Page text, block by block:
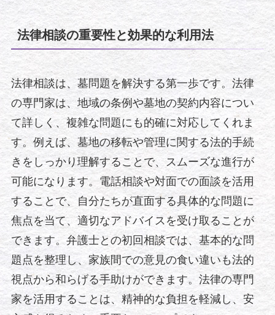
法律相談の重要性と効果的な利用法
法律相談は、墓問題を解決する第一歩です。法律
の専門家は、地域の条例や墓地の契約内容につい
て詳しく、複雑な問題にも的確に対応してくれま
す。例えば、墓地の移転や管理に関する法的手続
きをしっかり理解することで、スムーズな進行が
可能になります。電話相談や対面での面談を活用
することで、自分たちが直面する具体的な問題に
焦点を当て、適切なアドバイスを受け取ることが
できます。弁護士との初回相談では、基本的な問
題点を整理し、家族間での意見の食い違いも法的
視点から和らげる手助けができます。法律の専門
家を活用することは、精神的な負担を軽減し、安